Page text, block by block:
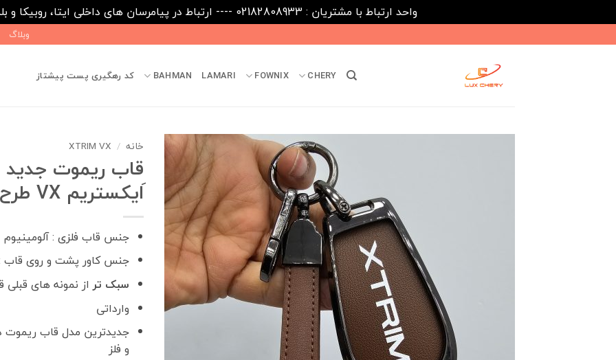
واحد ارتباط با مشتریان : 02182808933 ---- ارتباط در پیامرسان های داخلی ایتا، روبیکا و بله : 09031116395
to
وبلاگ
CHERY
FOWNIX
LAMARI
BAHMAN کد رهگیری پست پیشتاز
خانه /
XTRIM VX
قاب ریموت جدید
َایکستریم VX طرح هرمس
جنس قاب فلزی : آلومینیوم
جنس کاور پشت و روی قاب
سبک تراز نمونه های قبلی
وارداتی
جدیدترین مدل قاب ریموت
و فلز